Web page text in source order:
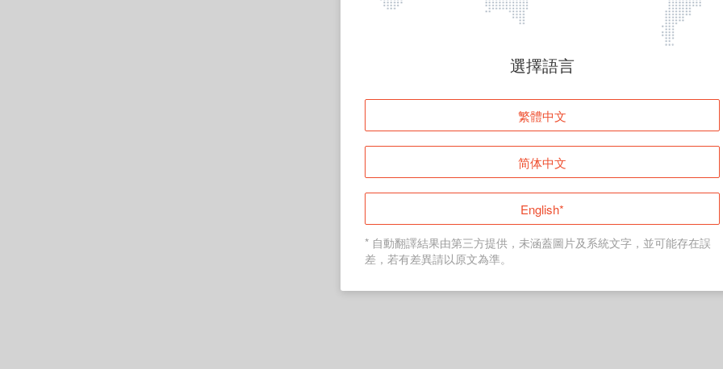
頁面無法顯示
登入
返回首頁
選擇語言
繁體中文
简体中文
English*
* 自動翻譯結果由第三方提供，未涵蓋圖片及系統文字，並可能存在誤
差，若有差異請以原文為準。